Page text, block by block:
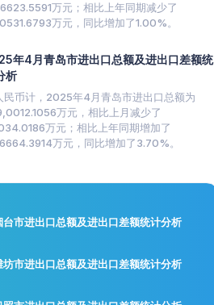
万元；相比上年同期减少了
万元，同比增加了1.00%。
年4月青岛市进出口总额及进出口差额统
析
民币计，2025年4月青岛市进出口总额为
万元，相比上月减少了
万元；相比上年同期增加了
万元，同比增加了3.70%。
市进出口总额及进出口差额统计分析
市进出口总额及进出口差额统计分析